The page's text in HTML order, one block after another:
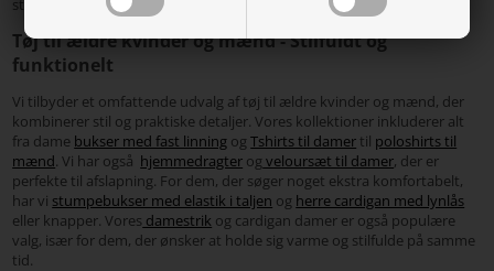
Tøj til ældre kvinder og mænd - Stilfuldt og
funktionelt
Vi tilbyder et omfattende udvalg af tøj til ældre kvinder og mænd, der
kombinerer stil og praktiske detaljer. Vores kollektioner inkluderer alt
fra dame bukser med fast linning ogTshirts til damer til poloshirts til
mænd . Vi har også hjemmedragter og veloursæt til damer, der er
perfekte til afslapning. For dem, der søger noget ekstra komfortabelt,
har vi stumpebukser med elastik i taljen og herre cardigan med lynlås
eller knapper. Vores damestrik og cardigan damer er også populære
valg, især for dem, der ønsker at holde sig varme og stilfulde på samme
tid.